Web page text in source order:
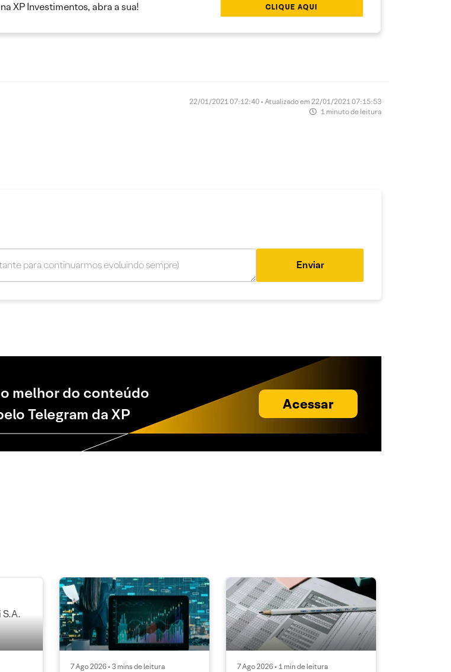
XP Investimentos, abra a sua! CLIQUE AQUI
22/01/2021 07:12:40 • Atualizado em 22/01/2021 07:15:53
1 minuto de leitura
Enviar
melhor do conteúdo
Telegram da XP
Acessar
7 Ago 2026 • 3 mins de leitura 7 Ago 2026 • 1 min de leitura